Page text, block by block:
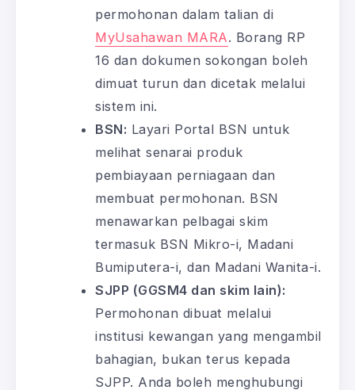
permohonan dalam talian di
MyUsahawan MARA. Borang RP
16 dan dokumen sokongan boleh
dimuat turun dan dicetak melalui
sistem ini.
BSN: Layari Portal BSN untuk
melihat senarai produk
pembiayaan perniagaan dan
membuat permohonan. BSN
menawarkan pelbagai skim
termasuk BSN Mikro-i, Madani
Bumiputera-i, dan Madani Wanita-i.
SJPP (GGSM4 dan skim lain):
Permohonan dibuat melalui
institusi kewangan yang mengambil
bahagian, bukan terus kepada
SJPP. Anda boleh menghubungi